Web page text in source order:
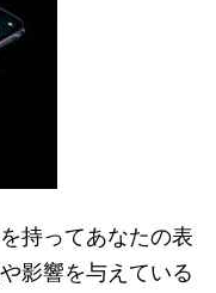
持ってあなたの表
影響を与えている